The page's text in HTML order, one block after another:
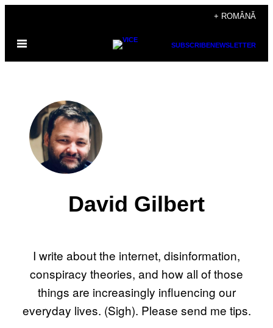
content
+ ROMÂNĂ
Open
SUBSCRIBENEWSLETTER
David Gilbert
I write about the internet, disinformation,
conspiracy theories, and how all of those
things are increasingly influencing our
everyday lives. (Sigh). Please send me tips.